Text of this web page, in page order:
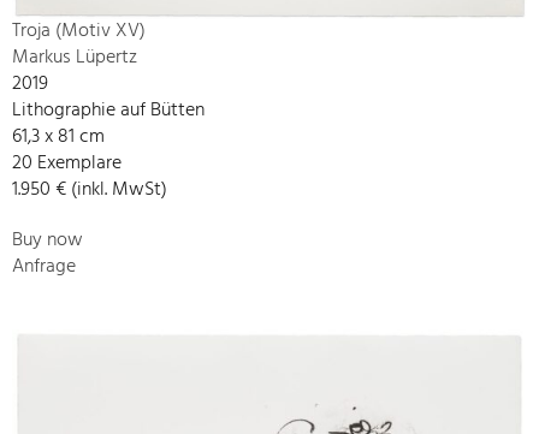
Troja (Motiv XV)
Markus Lüpertz
2019
Lithographie auf Bütten
61,3 x 81 cm
20 Exemplare
1.950 € (inkl. MwSt)
Buy now
Anfrage